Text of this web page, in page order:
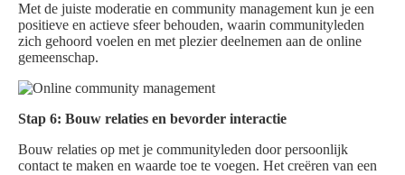
Met de juiste moderatie en community management kun je een
positieve en actieve sfeer behouden, waarin communityleden
zich gehoord voelen en met plezier deelnemen aan de online
gemeenschap.
Stap 6: Bouw relaties en bevorder interactie
Bouw relaties op met je communityleden door persoonlijk
contact te maken en waarde toe te voegen. Het creëren van een